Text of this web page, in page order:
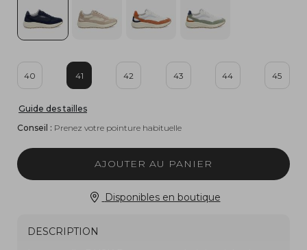
40 41 42 43 44 45
Guide des tailles
Conseil : Prenez votre pointure habituelle
AJOUTER AU PANIER
Disponibles en boutique
DESCRIPTION